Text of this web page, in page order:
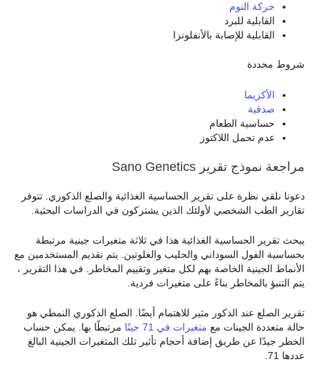
حركة النوم
القابلية للبرد
القابلية للإصابة بالأنفلونزا
شروط محددة
الأكزيما
صدفية
حساسية الطعام
عدم تحمل اللاكتوز
مراجعة نموذج تقرير Sano Genetics
دعونا نلقي نظرة على تقرير الحساسية الغذائية والصلع الذكوري. تتوفر
تقارير الطب الشخصي لأولئك الذين يشتركون في الدراسات البحثية.
يبحث تقرير الحساسية الغذائية هذا في ثلاثة متغيرات جينية مرتبطة
بحساسية الفول السوداني والحليب والغلوتين. يتم تقديم المستخدمين مع
الأنماط الجينية الخاصة بهم لكل متغير وتقييم المخاطر. في هذا التقرير ،
يتم التنبؤ بالمخاطر بناءً على متغيرات فردية.
تقرير الصلع عند الذكور مثير للاهتمام أيضًا. الصلع الذكوري النمطي هو
حالة متعددة الجينات مع متغيرات في 71 جينًا
مرتبطًا بها. يمكن حساب
الخطر جيدًا عن طريق إضافة أحجام تأثير تلك المتغيرات الجينية البالغ
عددها 71.